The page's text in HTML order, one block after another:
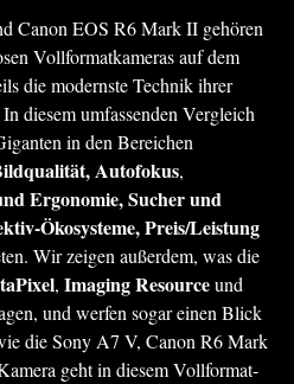
Canon EOS R6 Mark II gehören
Vollformatkameras auf dem
die modernste Technik ihrer
diesem umfassenden Vergleich
in den Bereichen
Autofokus,
Ergonomie, Sucher und
Ökosysteme, Preis/Leistung
Wir zeigen außerdem, was die
, Imaging Resourceund
und werfen sogar einen Blick
die Sony A7 V, Canon R6 Mark
geht in diesem Vollformat-